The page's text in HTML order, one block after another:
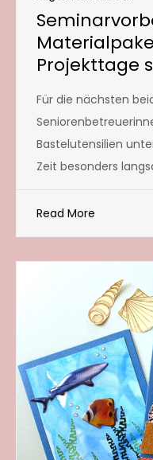
Projekttage
Für die nächsten
Bastelutensilien
Zeit besonders
Read More